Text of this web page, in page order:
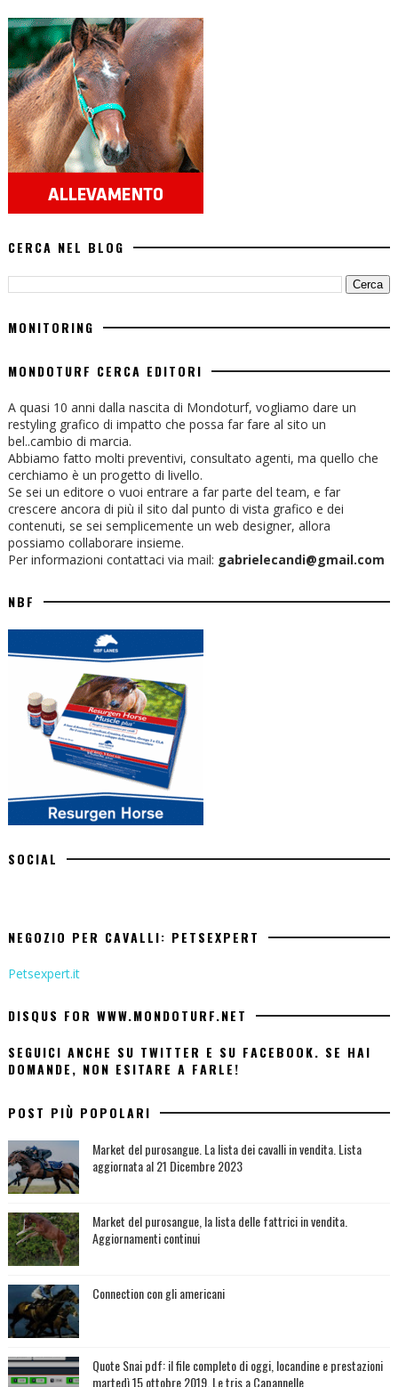
CERCA NEL BLOG
MONITORING
MONDOTURF CERCA EDITORI
A quasi 10 anni dalla nascita di Mondoturf, vogliamo dare un
restyling grafico di impatto che possa far fare al sito un
bel..cambio di marcia.
Abbiamo fatto molti preventivi, consultato agenti, ma quello che
cerchiamo è un progetto di livello.
Se sei un editore o vuoi entrare a far parte del team, e far
crescere ancora di più il sito dal punto di vista grafico e dei
contenuti, se sei semplicemente un web designer, allora
possiamo collaborare insieme.
Per informazioni contattaci via mail: gabrielecandi@gmail.com
NBF
SOCIAL
NEGOZIO PER CAVALLI: PETSEXPERT
Petsexpert.it
DISQUS FOR WWW.MONDOTURF.NET
SEGUICI ANCHE SU TWITTER E SU FACEBOOK. SE HAI
DOMANDE, NON ESITARE A FARLE!
POST PIÙ POPOLARI
Market del purosangue. La lista dei cavalli in vendita. Lista
aggiornata al 21 Dicembre 2023
Market del purosangue, la lista delle fattrici in vendita.
Aggiornamenti continui
Connection con gli americani
Quote Snai pdf: il file completo di oggi, locandine e prestazioni
martedì 15 ottobre 2019. Le tris a Capannelle